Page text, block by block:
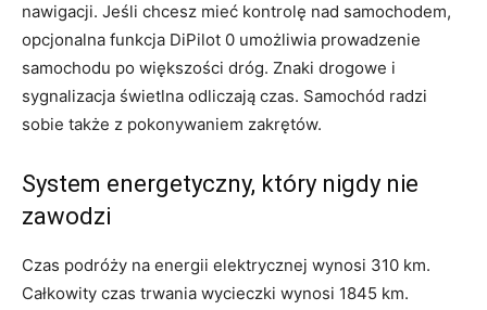
nawigacji. Jeśli chcesz mieć kontrolę nad samochodem,
opcjonalna funkcja DiPilot 0 umożliwia prowadzenie
samochodu po większości dróg. Znaki drogowe i
sygnalizacja świetlna odliczają czas. Samochód radzi
sobie także z pokonywaniem zakrętów.
System energetyczny, który nigdy nie
zawodzi
Czas podróży na energii elektrycznej wynosi 310 km.
Całkowity czas trwania wycieczki wynosi 1845 km.